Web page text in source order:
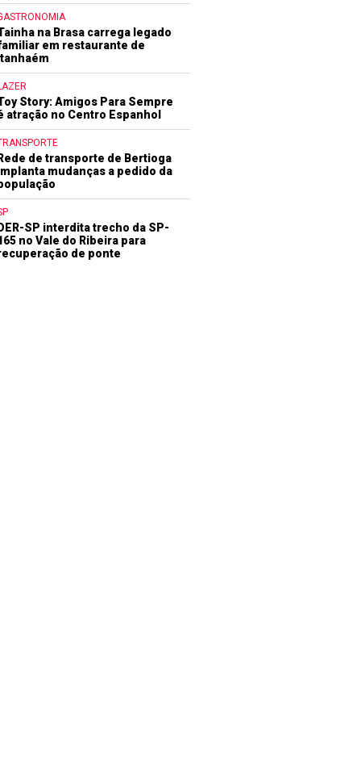
na Brasa carrega legado
em restaurante de
Itanhaém
Story: Amigos Para Sempre
atração no Centro Espanhol
Rede de transporte de Bertioga
mudanças a pedido da
DER-SP interdita trecho da SP-
no Vale do Ribeira para
de ponte